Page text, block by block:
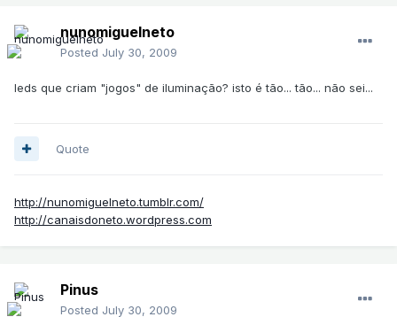
nunomiguelneto
Posted July 30, 2009
leds que criam "jogos" de iluminação? isto é tão... tão... não sei...
Quote
http://nunomiguelneto.tumblr.com/
http://canaisdoneto.wordpress.com
Pinus
Posted July 30, 2009